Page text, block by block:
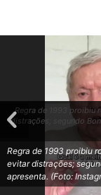
Regra de 1993 proibiu
distrações; segundo
Regra de 1993 proibiu
evitar distrações;
apresenta. (Foto: